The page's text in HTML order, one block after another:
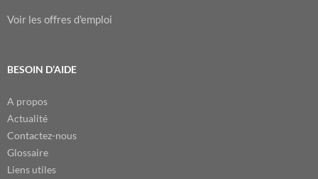
Voir les offres d'emploi
BESOIN D’AIDE
A propos
Actualité
Contactez-nous
Glossaire
Liens utiles